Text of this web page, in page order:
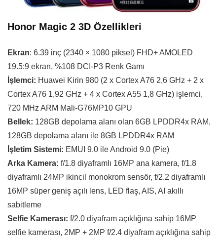
Honor Magic 2 3D Özellikleri
Ekran: 6.39 inç (2340 × 1080 piksel) FHD+ AMOLED
19.5:9 ekran, %108 DCI-P3 Renk Gamı
İşlemci: Huawei Kirin 980 (2 x Cortex A76 2,6 GHz + 2 x
Cortex A76 1,92 GHz + 4 x Cortex A55 1,8 GHz) işlemci,
720 MHz ARM Mali-G76MP10 GPU
Bellek: 128GB depolama alanı olan 6GB LPDDR4x RAM,
128GB depolama alanı ile 8GB LPDDR4x RAM
İşletim Sistemi: EMUI 9.0 ile Android 9.0 (Pie)
Arka Kamera: f/1.8 diyaframlı 16MP ana kamera, f/1.8
diyaframlı 24MP ikincil monokrom sensör, f/2.2 diyaframlı
16MP süper geniş açılı lens, LED flaş, AIS, AI akıllı
sabitleme
Selfie Kamerası: f/2.0 diyafram açıklığına sahip 16MP
selfie kamerası, 2MP + 2MP f/2.4 diyafram açıklığına sahip